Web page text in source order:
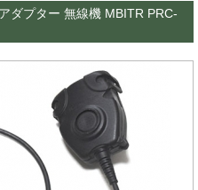
ダプター 無線機 MBITR PRC-